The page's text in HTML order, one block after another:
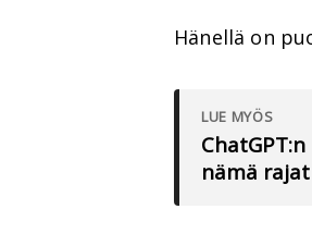
Hänellä on
LUE MYÖS
nämä